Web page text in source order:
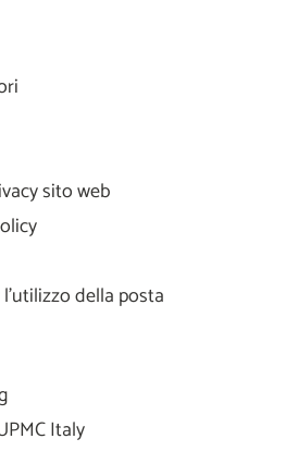
sito web
della posta
Italy